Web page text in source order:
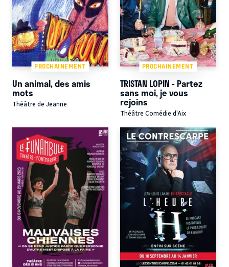
PROCHAINEMENT
Un animal, des amis
mots
Théâtre de Jeanne
PROCHAINEMENT
TRISTAN LOPIN - Partez
sans moi, je vous
rejoins
Théâtre Comédie d'Aix